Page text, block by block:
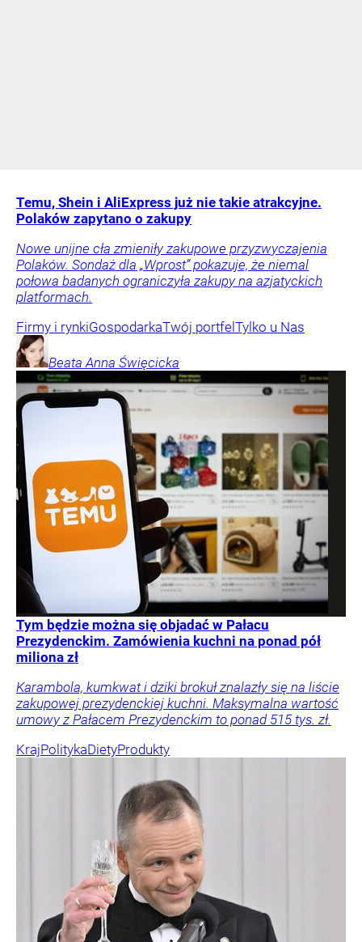
Temu, Shein i AliExpress już nie takie atrakcyjne.
Polaków zapytano o zakupy
Nowe unijne cła zmieniły zakupowe przyzwyczajenia
Polaków. Sondaż dla „Wprost” pokazuje, że niemal
połowa badanych ograniczyła zakupy na azjatyckich
platformach.
Firmy i rynkiGospodarkaTwój portfel Tylko u Nas
Beata Anna Święcicka
Tym będzie można się objadać w Pałacu
Prezydenckim. Zamówienia kuchni na ponad pół
miliona zł
Karambola, kumkwat i dziki brokuł znalazły się na liście
zakupowej prezydenckiej kuchni. Maksymalna wartość
umowy z Pałacem Prezydenckim to ponad 515 tys. zł.
KrajPolitykaDietyProdukty